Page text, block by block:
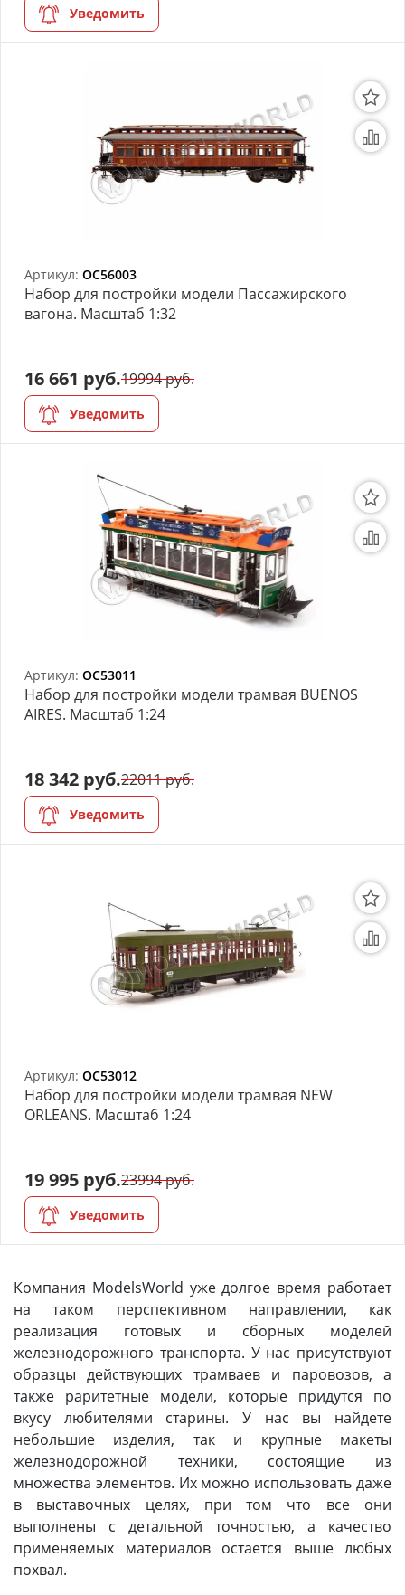
Уведомить
Артикул: OC56003
Набор для постройки модели Пассажирского
вагона. Масштаб 1:32
16 661 руб.19994 руб.
Уведомить
Артикул: OC53011
Набор для постройки модели трамвая BUENOS
AIRES. Масштаб 1:24
18 342 руб.22011 руб.
Уведомить
Артикул: OC53012
Набор для постройки модели трамвая NEW
ORLEANS. Масштаб 1:24
19 995 руб.23994 руб.
Уведомить
Компания ModelsWorld уже долгое время работает
на таком перспективном направлении, как
реализация готовых и сборных моделей
железнодорожного транспорта. У нас присутствуют
образцы действующих трамваев и паровозов, а
также раритетные модели, которые придутся по
вкусу любителями старины. У нас вы найдете
небольшие изделия, так и крупные макеты
железнодорожной техники, состоящие из
множества элементов. Их можно использовать даже
в выставочных целях, при том что все они
выполнены с детальной точностью, а качество
применяемых материалов остается выше любых
похвал.